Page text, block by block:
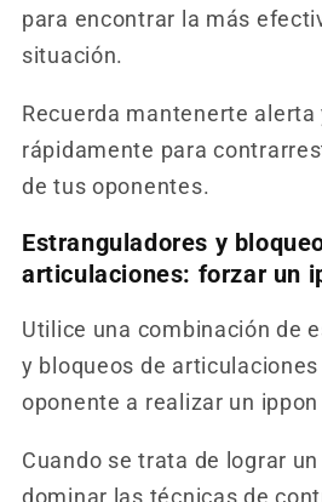
para encontrar la más
situación.
Recuerda mantenerte
rápidamente para
de tus oponentes.
Estranguladores y
articulaciones: forzar un
Utilice una combinación de
y bloqueos de
oponente a realizar un
Cuando se trata de lograr
dominar las técnicas de